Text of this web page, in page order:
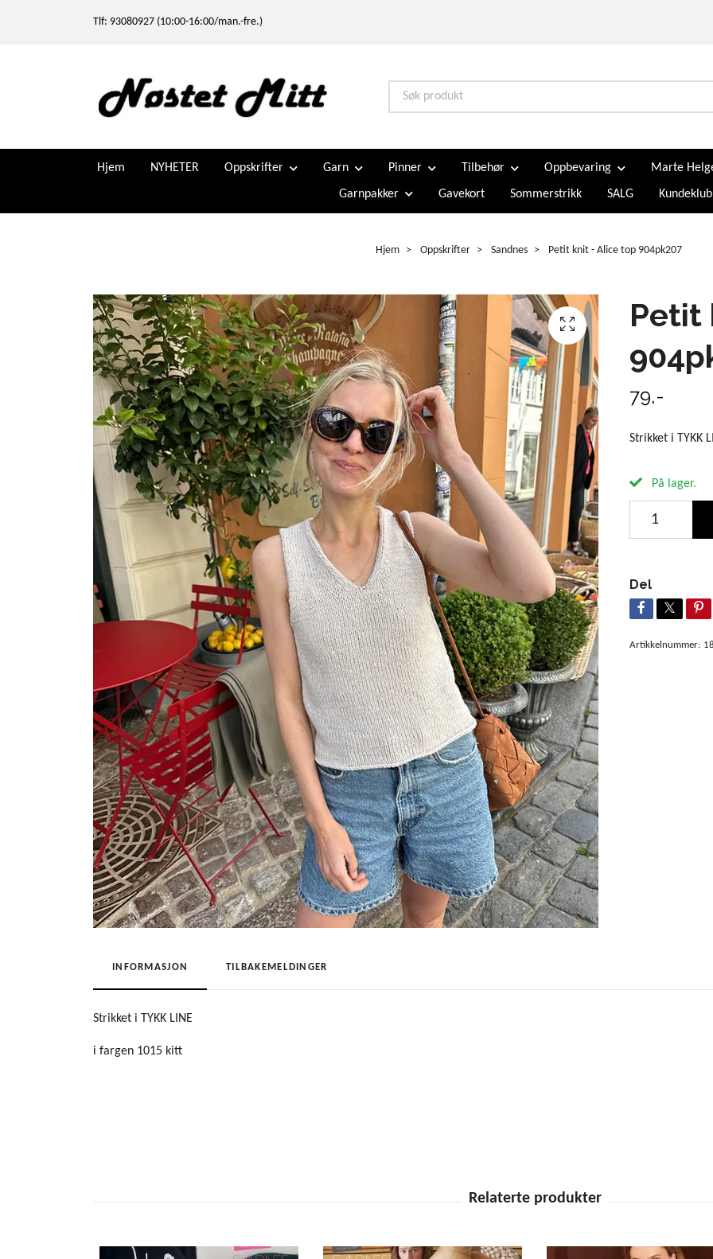
Tlf: 93080927 (10:00-16:00/man.-fre.)
Hjem NYHETER Oppskrifter Garn Pinner Tilbehør Oppbevaring Marte
Garnpakker Gavekort Sommerstrikk SALG
Hjem Oppskrifter Sandnes Petit knit - Alice top 904pk207
Petit
79,-
Strikket i TYKK
På lager.
Del
Artikkelnummer:
INFORMASJON TILBAKEMELDINGER
Strikket i TYKK LINE
i fargen 1015 kitt